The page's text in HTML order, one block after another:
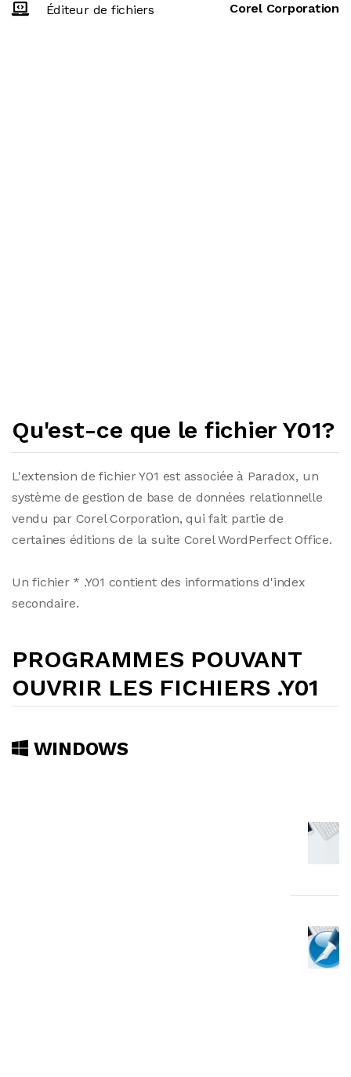
Éditeur de fichiers Corel Corporation
Qu'est-ce que le fichier Y01?
L'extension de fichier Y01 est associée à Paradox, un
système de gestion de base de données relationnelle
vendu par Corel Corporation, qui fait partie de
certaines éditions de la suite Corel WordPerfect Office.
Un fichier * .Y01 contient des informations d'index
secondaire.
PROGRAMMES POUVANT
OUVRIR LES FICHIERS .Y01
WINDOWS